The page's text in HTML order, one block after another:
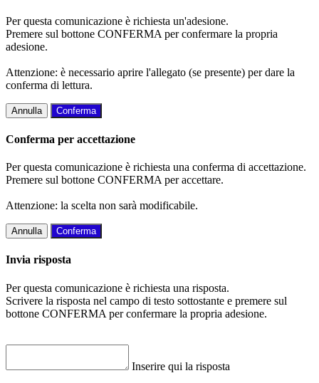
Per questa comunicazione è richiesta un'adesione.
Premere sul bottone CONFERMA per confermare la propria
adesione.
Attenzione: è necessario aprire l'allegato (se presente) per dare la
conferma di lettura.
Annulla Conferma
Conferma per accettazione
Per questa comunicazione è richiesta una conferma di accettazione.
Premere sul bottone CONFERMA per accettare.
Attenzione: la scelta non sarà modificabile.
Annulla Conferma
Invia risposta
Per questa comunicazione è richiesta una risposta.
Scrivere la risposta nel campo di testo sottostante e premere sul
bottone CONFERMA per confermare la propria adesione.
Inserire qui la risposta